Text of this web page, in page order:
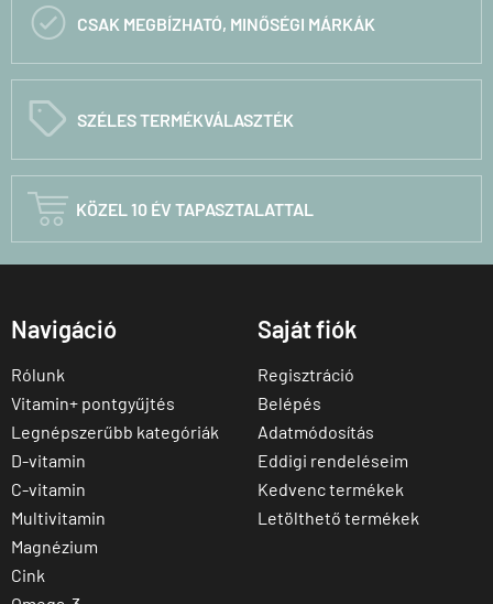
 CSAK MEGBÍZHATÓ, MINŐSÉGI MÁRKÁK
C SZÉLES TERMÉKVÁLASZTÉK
 KÖZEL 10 ÉV TAPASZTALATTAL
Navigáció
Rólunk
Vitamin+ pontgyűjtés
Legnépszerűbb kategóriák
D-vitamin
C-vitamin
Multivitamin
Magnézium
Cink
Saját fiók
Regisztráció
Belépés
Adatmódosítás
Eddigi rendeléseim
Kedvenc termékek
Letölthető termékek